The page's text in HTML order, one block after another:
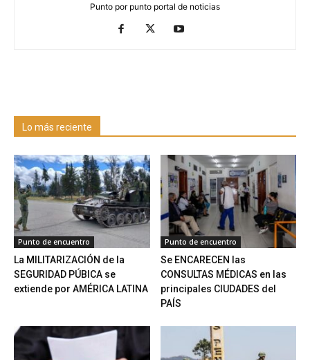
Punto por punto portal de noticias
Lo más reciente
Punto de encuentro
La MILITARIZACIÓN de la
SEGURIDAD PÚBICA se
extiende por AMÉRICA LATINA
Punto de encuentro
Se ENCARECEN las
CONSULTAS MÉDICAS en las
principales CIUDADES del
PAÍS